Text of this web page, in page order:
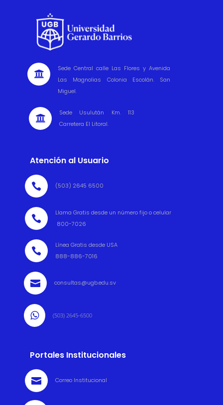

Sede Central calle Las Flores y Avenida
Las Magnolias Colonia Escolán. San
Miguel.

Sede Usulután Km. 113
Carretera El Litoral.
Atención al Usuario
 (503) 2645 6500

Llama Gratis desde un número fijo o celular
800-7026

Línea Gratis desde USA
888-886-7016
 consultas@ugb.edu.sv
 (503) 2645-6500
Portales Institucionales
 Correo Institucional